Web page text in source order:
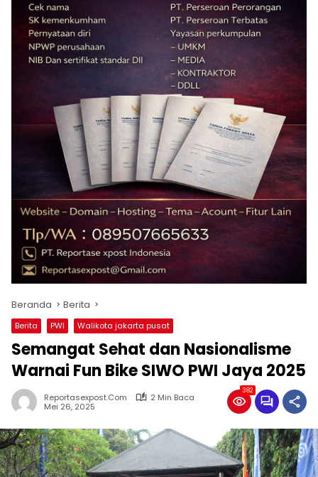
Beranda Berita
Berita PWI Walikota jakarta pusat
Semangat Sehat dan Nasionalisme
Warnai Fun Bike SIWO PWI Jaya 2025
Reportasexpost.com
2 Min Baca
Mei 26, 2025
382